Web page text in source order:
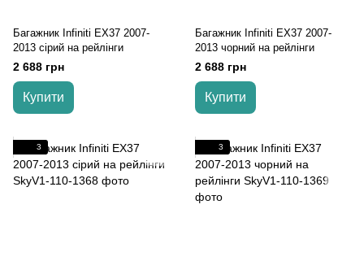
Багажник Infiniti EX37 2007-
2013 cірий на рейлінги
2 688 грн
Купити
Багажник Infiniti EX37 2007-
2013 чорний на рейлінги
2 688 грн
Купити
3 3